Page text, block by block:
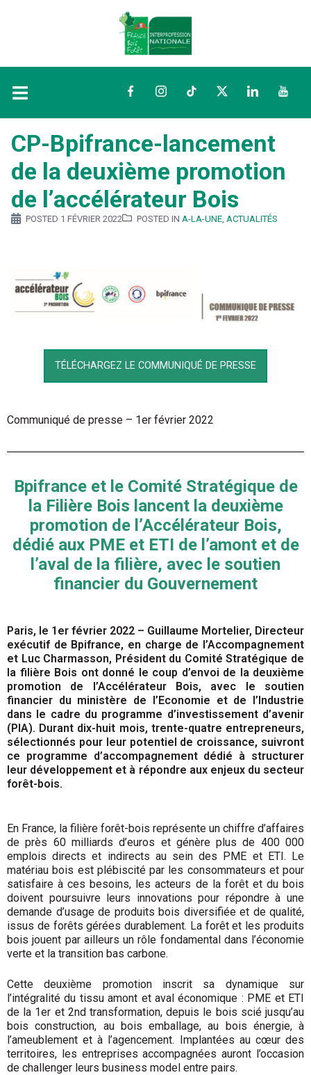
FacebookInstagramTikTokTwitterLinkedIn
CP-Bpifrance-lancement
de la deuxième promotion
de l’accélérateur Bois
POSTED 1 FÉVRIER 2022 POSTED IN A-LA-UNE, ACTUALITÉS
TÉLÉCHARGEZ LE COMMUNIQUÉ DE PRESSE
Communiqué de presse – 1er février 2022
Bpifrance et le Comité Stratégique de
la Filière Bois lancent la deuxième
promotion de l’Accélérateur Bois,
dédié aux PME et ETI de l’amont et de
l’aval de la filière, avec le soutien
financier du Gouvernement
Paris, le 1er février 2022 – Guillaume Mortelier, Directeur
exécutif de Bpifrance, en charge de l’Accompagnement
et Luc Charmasson, Président du Comité Stratégique de
la filière Bois ont donné le coup d’envoi de la deuxième
promotion de l’Accélérateur Bois, avec le soutien
financier du ministère de l’Economie et de l’Industrie
dans le cadre du programme d’investissement d’avenir
(PIA). Durant dix-huit mois, trente-quatre entrepreneurs,
sélectionnés pour leur potentiel de croissance, suivront
ce programme d’accompagnement dédié à structurer
leur développement et à répondre aux enjeux du secteur
forêt-bois.
En France, la filière forêt-bois représente un chiffre d’affaires
de près 60 milliards d’euros et génère plus de 400 000
emplois directs et indirects au sein des PME et ETI. Le
matériau bois est plébiscité par les consommateurs et pour
satisfaire à ces besoins, les acteurs de la forêt et du bois
doivent poursuivre leurs innovations pour répondre à une
demande d’usage de produits bois diversifiée et de qualité,
issus de forêts gérées durablement. La forêt et les produits
bois jouent par ailleurs un rôle fondamental dans l’économie
verte et la transition bas carbone.
Cette deuxième promotion inscrit sa dynamique sur
l’intégralité du tissu amont et aval économique : PME et ETI
de la 1er et 2nd transformation, depuis le bois scié jusqu’au
bois construction, au bois emballage, au bois énergie, à
l’ameublement et à l’agencement. Implantées au cœur des
territoires, les entreprises accompagnées auront l’occasion
de challenger leurs business model entre pairs.